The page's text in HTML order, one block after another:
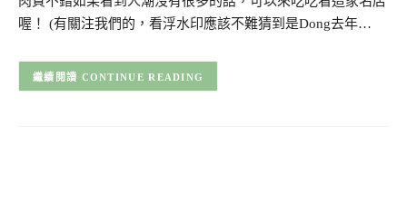
喔！ (有關注我們的，看浮水印應該不難猜到是Dong去年…
CONTINUE READING